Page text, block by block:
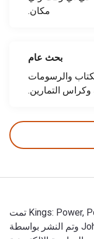
مكان.
بحث عام
والرسومات
وكراس التمارين.
1 Kings: Power, Politics, and the Hope of the World تمت
الكتابة بواسطة John Woodhouse وتم النشر بواسطة